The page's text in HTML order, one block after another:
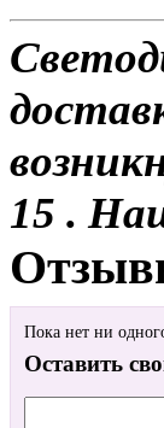
15 .
Пока нет ни
Оставить